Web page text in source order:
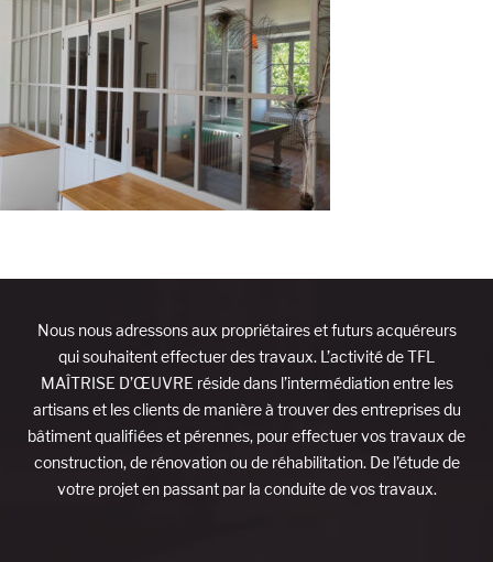
Nous nous adressons aux propriétaires et futurs acquéreurs
qui souhaitent effectuer des travaux. L’activité de TFL
MAÎTRISE D’ŒUVRE réside dans l’intermédiation entre les
artisans et les clients de manière à trouver des entreprises du
bâtiment qualifiées et pérennes, pour effectuer vos travaux de
construction, de rénovation ou de réhabilitation. De l’étude de
votre projet en passant par la conduite de vos travaux.